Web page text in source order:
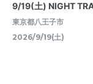
9/19(土) NIGHT
東京都八王子市
2026/9/19(土)